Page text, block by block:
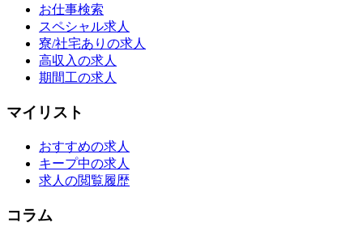
お仕事検索
スペシャル求人
寮/社宅ありの求人
高収入の求人
期間工の求人
マイリスト
おすすめの求人
キープ中の求人
求人の閲覧履歴
コラム